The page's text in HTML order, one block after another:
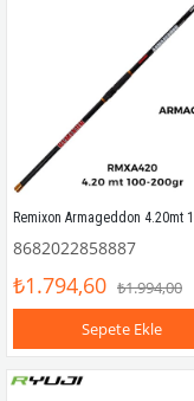
8682022858887
₺1.794,60 ₺1.994,00
Sepete Ekle